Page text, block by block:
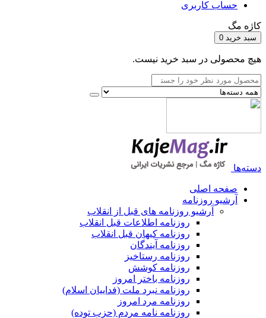
حساب کاربری
کاژه مگ
سبد خرید 0
هیچ محصولی در سبد خرید نیست.
دسته‌ها
صفحه اصلی
آرشیو روزنامه
آرشیو روزنامه های قبل از انقلاب
روزنامه اطلاعات قبل انقلاب
روزنامه کیهان قبل انقلاب
روزنامه آیندگان
روزنامه رستاخیز
روزنامه کوشش
روزنامه باختر امروز
روزنامه نبرد ملت (فداییان اسلام)
روزنامه مرد امروز
روزنامه نامه مردم (حزب توده)